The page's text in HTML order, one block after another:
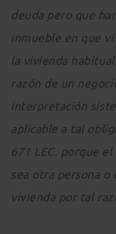
deuda pero que
inmueble en que
la vivienda
razón de un
interpretación
aplicable a tal
671 LEC. porque
sea otra persona
vivienda por tal